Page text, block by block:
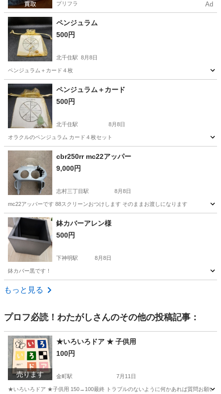
プリフラ Ad
ペンジュラム
500円
北千住駅 8月8日
ペンジュラム＋カード４枚
東京 墨田区 北千住駅 その他
ペンジュラム＋カード
500円
北千住駅 8月8日
オラクルのペンジュラム カード４枚セット
東京 墨田区
cbr250rr mc22アッパー
9,000円
志村三丁目駅 8月8日
mc22アッパーです 88スクリーンおつけします そのままお渡しになります
東京 板橋区 志村三丁目駅 その他
鉢カバーアレン様
500円
下神明駅 8月8日
鉢カバー黒です！
東京 品川区
もっと見る
プロフ必読！わたがし さんのその他の投稿記事：
売ります
★いろいろドア ★ 子供用
100円
金町駅 7月11日
★いろいろドア ★子供用 150→100最終 トラブルのないように何かあれば質問お願い